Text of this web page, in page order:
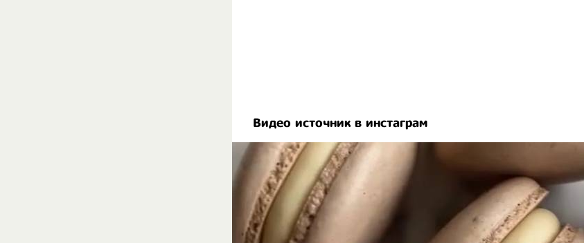
Видео источник в инстаграм